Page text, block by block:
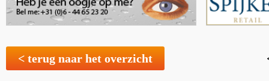
< terug naar het overzicht